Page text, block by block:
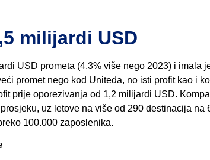
milijardi USD
USD prometa (4,3% više nego 2023) i imala
promet nego kod Uniteda, no isti profit kao i
prije oporezivanja od 1,2 milijardi USD.
uz letove na više od 290 destinacija na
100.000 zaposlenika.